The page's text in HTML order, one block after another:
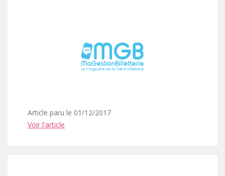
Article paru le 01/12/2017
Voir l'article